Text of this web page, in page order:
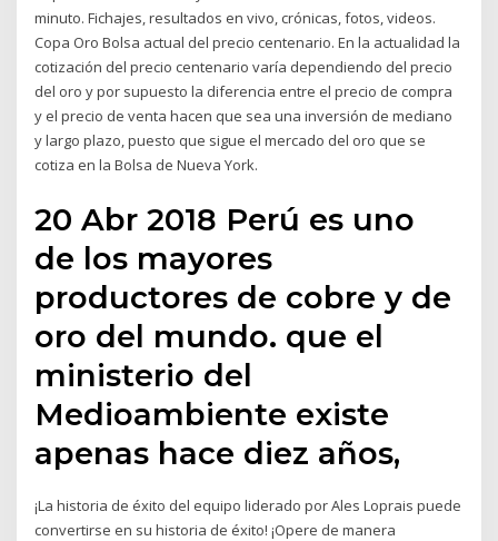
minuto. Fichajes, resultados en vivo, crónicas, fotos, videos.
Copa Oro Bolsa actual del precio centenario. En la actualidad la
cotización del precio centenario varía dependiendo del precio
del oro y por supuesto la diferencia entre el precio de compra
y el precio de venta hacen que sea una inversión de mediano
y largo plazo, puesto que sigue el mercado del oro que se
cotiza en la Bolsa de Nueva York.
20 Abr 2018 Perú es uno
de los mayores
productores de cobre y de
oro del mundo. que el
ministerio del
Medioambiente existe
apenas hace diez años,
¡La historia de éxito del equipo liderado por Ales Loprais puede
convertirse en su historia de éxito! ¡Opere de manera